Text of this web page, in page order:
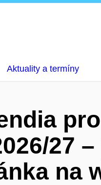
Aktuality a termíny
pro
27
na